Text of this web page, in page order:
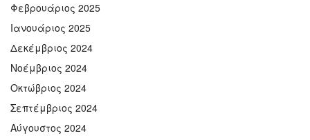
Φεβρουάριος 2025
Ιανουάριος 2025
Δεκέμβριος 2024
Νοέμβριος 2024
Οκτώβριος 2024
Σεπτέμβριος 2024
Αύγουστος 2024